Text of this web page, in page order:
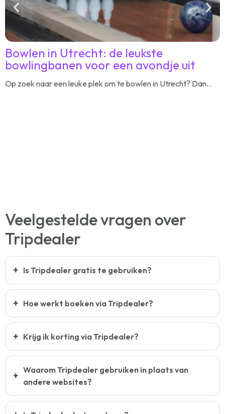
Bowlen in Utrecht: de leukste
bowlingbanen voor een avondje uit
Op zoek naar een leuke plek om te bowlen in Utrecht? Dan...
Veelgestelde vragen over
Tripdealer
Is Tripdealer gratis te gebruiken?
Hoe werkt boeken via Tripdealer?
Krijg ik korting via Tripdealer?
Waarom Tripdealer gebruiken in plaats van
andere websites?